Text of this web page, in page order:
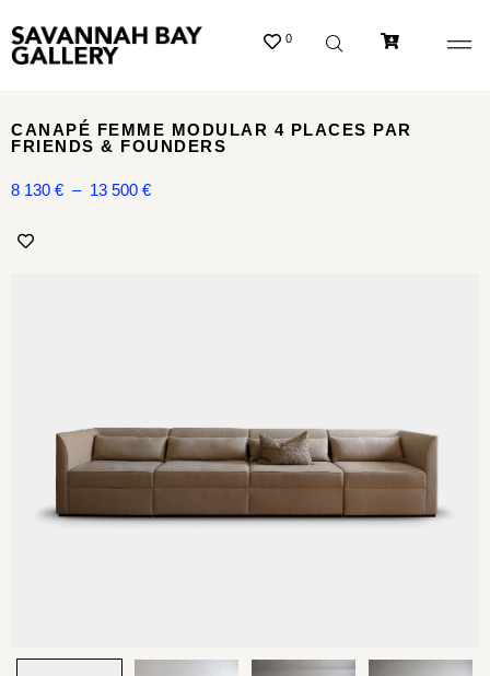
0
CANAPÉ FEMME MODULAR 4 PLACES PAR
FRIENDS & FOUNDERS
8 130 € – 13 500 €